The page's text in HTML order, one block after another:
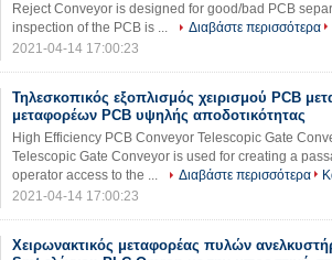
Reject Conveyor is designed for good/bad PCB
inspection of the PCB is ...
Διαβάστε περισσότερα
2021-04-14 17:00:23
Τηλεσκοπικός εξοπλισμός χειρισμού PCB
μεταφορέων PCB υψηλής αποδοτικότητας
High Efficiency PCB Conveyor Telescopic Gate
Telescopic Gate Conveyor is used for creating a
operator access to the ...
Διαβάστε περισσότερα
2021-04-14 17:00:23
Χειρωνακτικός μεταφορέας πυλών